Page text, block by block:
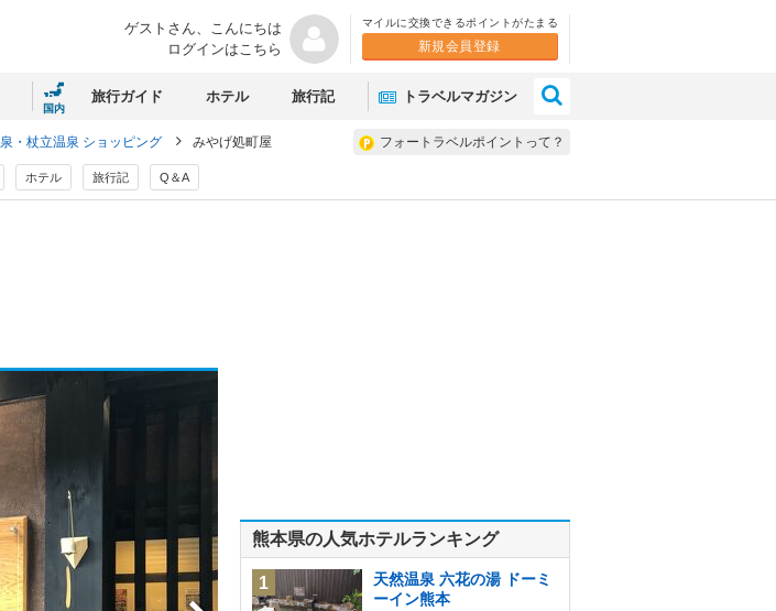
ゲストさん、 こんにちは
ログインはこちら
マイルに交換できるポイントがたまる
新規会員登録
国内
旅行ガイド ホテル 旅行記 トラベルマガジン
フォートラベルポイントって？
・杖立温泉 ショッピング みやげ処町屋
ホテル 旅行記 Q＆A
熊本県の人気ホテルランキング
1
天然温泉 六花の湯 ドーミ
ーイン熊本